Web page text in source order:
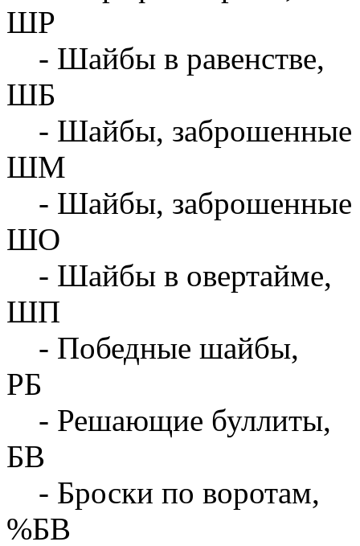
ШР
- Шайбы в равенстве,
ШБ
- Шайбы, заброшенные
ШМ
- Шайбы, заброшенные
ШО
- Шайбы в овертайме,
ШП
- Победные шайбы,
РБ
- Решающие буллиты,
БВ
- Броски по воротам,
%БВ